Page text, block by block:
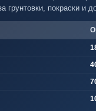
грунтовки, покраски и